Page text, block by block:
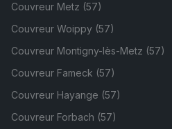
Couvreur Metz (57)
Couvreur Woippy (57)
Couvreur Montigny-lès-Metz (57)
Couvreur Fameck (57)
Couvreur Hayange (57)
Couvreur Forbach (57)